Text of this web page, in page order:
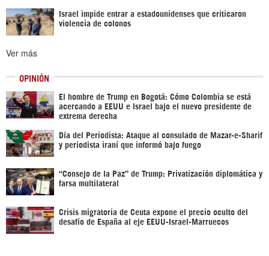
Israel impide entrar a estadounidenses que criticaron
violencia de colonos
Ver más
OPINIÓN
El hombre de Trump en Bogotá: Cómo Colombia se está
acercando a EEUU e Israel bajo el nuevo presidente de
extrema derecha
Día del Periodista: Ataque al consulado de Mazar-e-Sharif
y periodista iraní que informó bajo fuego
“Consejo de la Paz” de Trump: Privatización diplomática y
farsa multilateral
Crisis migratoria de Ceuta expone el precio oculto del
desafío de España al eje EEUU-Israel-Marruecos